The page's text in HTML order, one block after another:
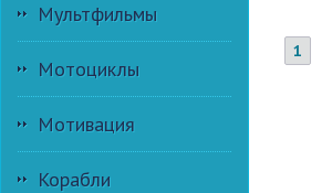
Мультфильмы
Мотоциклы
Мотивация
Корабли
1